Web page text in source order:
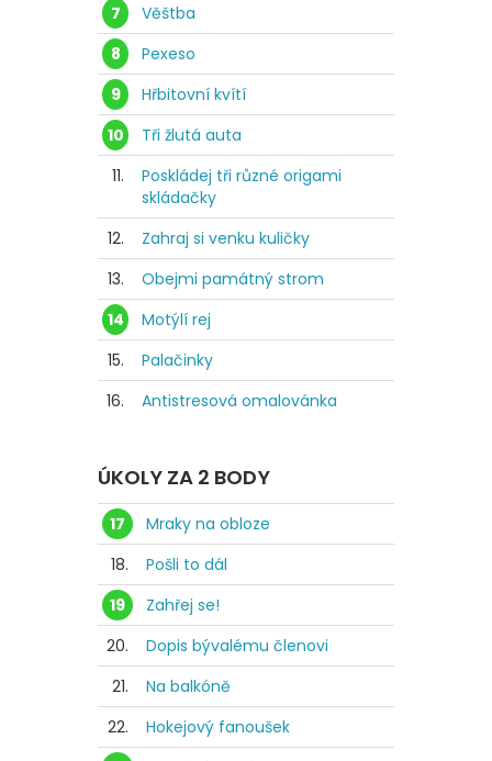
7
Věštba
8
Pexeso
9
Hřbitovní kvítí
10
Tři žlutá auta
11.
Poskládej tři různé origami
skládačky
12.
Zahraj si venku kuličky
13.
Obejmi památný strom
14
Motýlí rej
15.
Palačinky
16.
Antistresová omalovánka
ÚKOLY ZA 2 BODY
17
Mraky na obloze
18.
Pošli to dál
19
Zahřej se!
20.
Dopis bývalému členovi
21.
Na balkóně
22.
Hokejový fanoušek